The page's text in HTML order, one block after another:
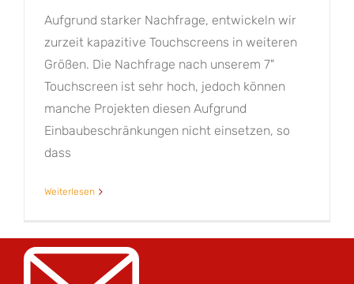
Aufgrund starker Nachfrage, entwickeln wir
zurzeit kapazitive Touchscreens in weiteren
Größen. Die Nachfrage nach unserem 7"
Touchscreen ist sehr hoch, jedoch können
manche Projekten diesen Aufgrund
Einbaubeschränkungen nicht einsetzen, so
dass
Weiterlesen